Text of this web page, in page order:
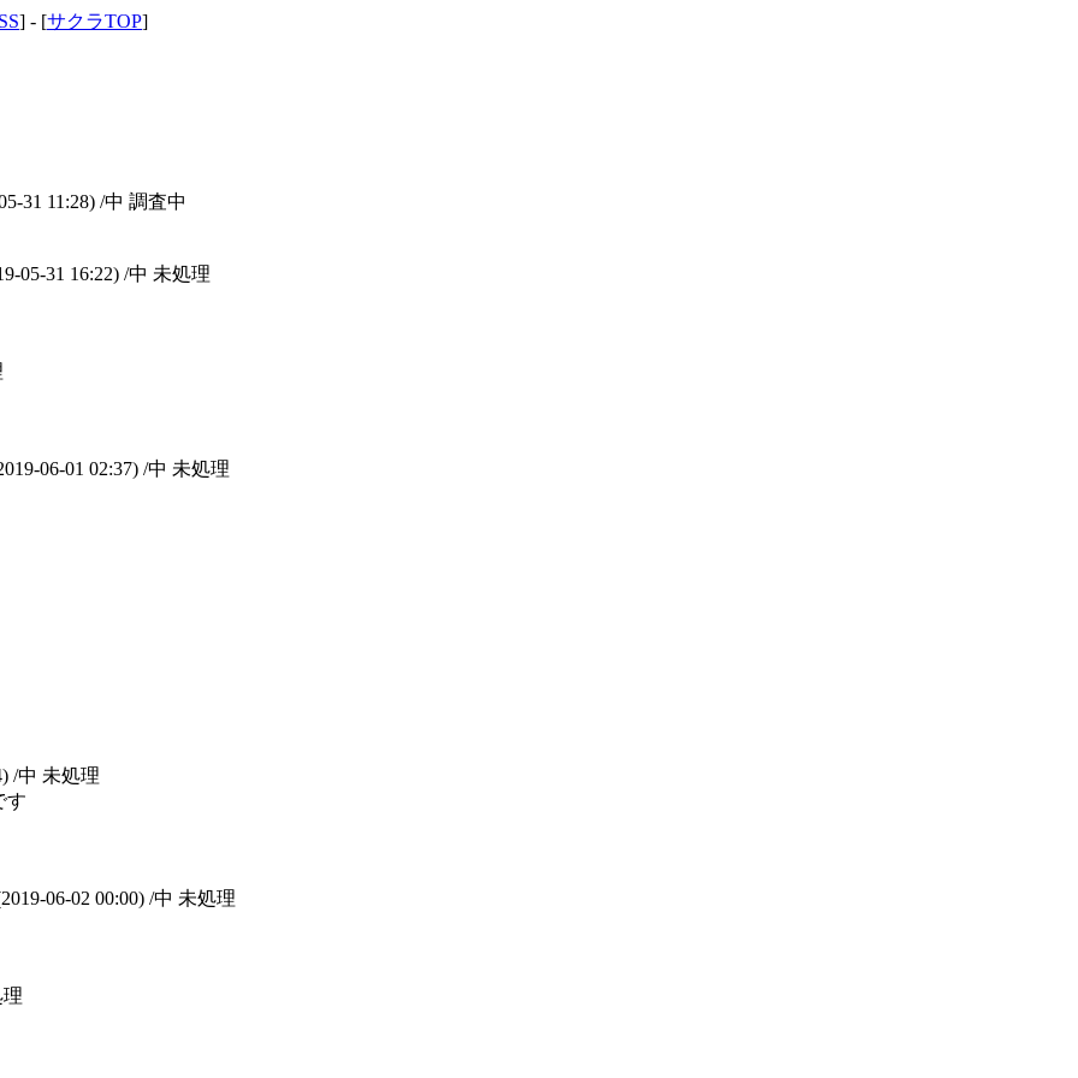
] - [サクラTOP]
31 11:28) /中 調査中
05-31 16:22) /中 未処理
06-01 02:37) /中 未処理
/中 未処理
す
06-02 00:00) /中 未処理